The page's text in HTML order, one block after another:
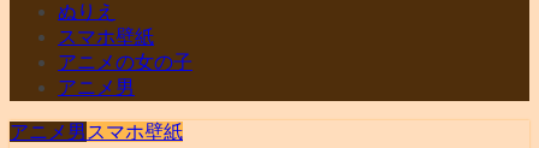
ぬりえ
スマホ壁紙
アニメの女の子
アニメ男
アニメ男スマホ壁紙